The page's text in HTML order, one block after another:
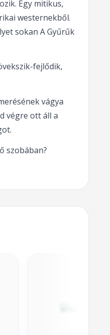
Egy mitikus,
westernekből.
sokan A Gyűrűk
fejlődik,
vágya
végre ott áll a
szobában?